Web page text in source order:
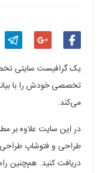
اشتراک
گذاری
در
فیسبوک
گذاری
گوگل
پلاس
گذاری
تلگرام
یک گرافیست سایتی
تخصصی خودش را با
می‌کند.
در این سایت علاوه بر
طراحی و فتوشاپ
دریافت کنید. هم‌چنین